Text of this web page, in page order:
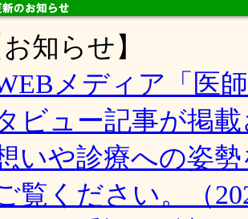
お知らせ】
メディア「医
ビュー記事が掲
いや診療への姿
覧ください。（